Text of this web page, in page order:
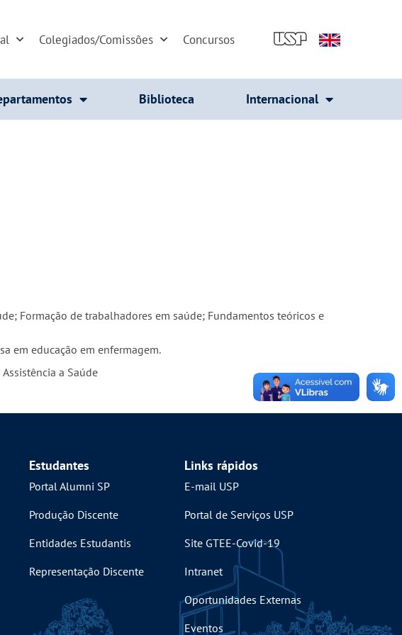
Colegiados/Comissões Concursos
Biblioteca Internacional
Formação de trabalhadores em saúde; Fundamentos teóricos e
em educação em enfermagem.
a Saúde
Estudantes
Portal Alumni SP
Produção Discente
Entidades Estudantis
Representação Discente
Links rápidos
E-mail USP
Portal de Serviços USP
Site GTEE-Covid-19
Intranet
Oportunidades Externas
Eventos